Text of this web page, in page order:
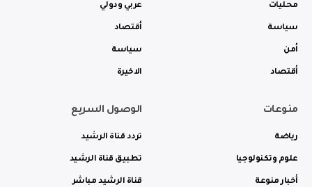
محليات
سياسة
أمن
أقتصاد
عربي ودولي
أقتصاد
سياسة
الاخيرة
منوعات
رياضة
علوم وتكنولوجيا
أخبار منوعة
الوصول السريع
تردد قناة الرشيد
تطبيق قناة الرشيد
قناة الرشيد مباشر